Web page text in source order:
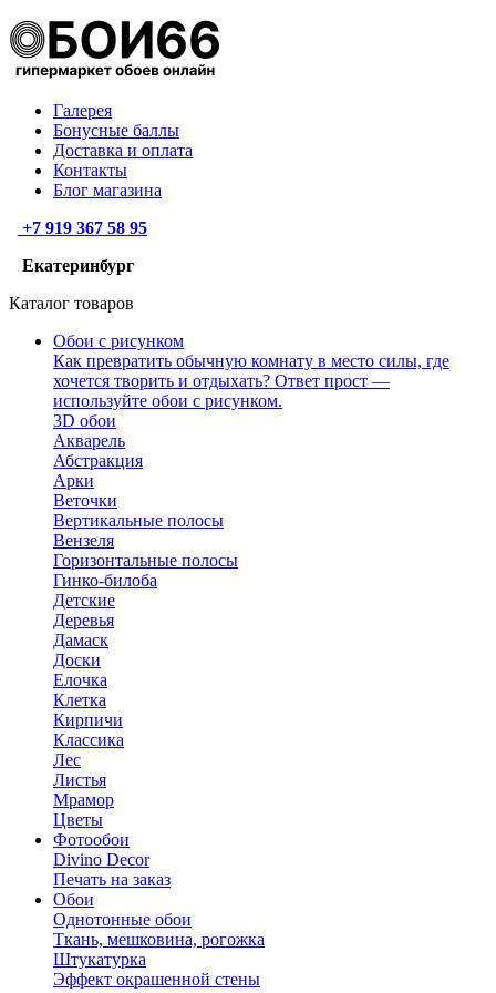
Галерея
Бонусные баллы
Доставка и оплата
Контакты
Блог магазина
+7 919 367 58 95
Екатеринбург
Каталог товаров
Обои с рисунком
Как превратить обычную комнату в место силы, где
хочется творить и отдыхать? Ответ прост —
используйте обои с рисунком.
3D обои
Акварель
Абстракция
Арки
Веточки
Вертикальные полосы
Вензеля
Горизонтальные полосы
Гинко-билоба
Детские
Деревья
Дамаск
Доски
Елочка
Клетка
Кирпичи
Классика
Лес
Листья
Мрамор
Цветы
Фотообои
Divino Decor
Печать на заказ
Обои
Однотонные обои
Ткань, мешковина, рогожка
Штукатурка
Эффект окрашенной стены